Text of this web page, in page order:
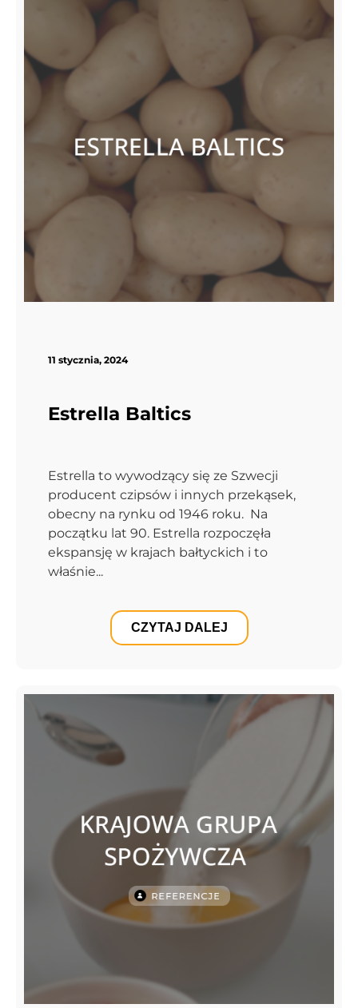
CZYTAJ DALEJ
11 stycznia, 2024
Estrella Baltics
Estrella to wywodzący się ze Szwecji
producent czipsów i innych przekąsek,
obecny na rynku od 1946 roku. Na
początku lat 90. Estrella rozpoczęła
ekspansję w krajach bałtyckich i to
właśnie...